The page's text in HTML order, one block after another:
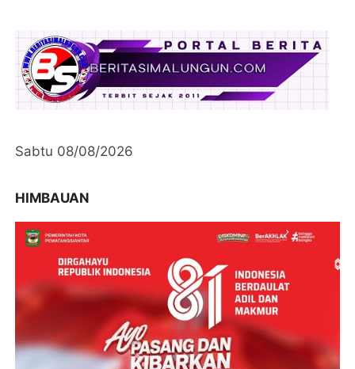
Sabtu 08/08/2026
HIMBAUAN